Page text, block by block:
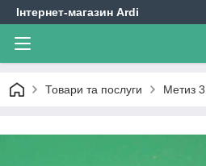
Інтернет-магазин Ardi
Товари та послуги Метиз